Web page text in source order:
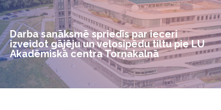
Darba sanāksmē spriedīs par ieceri
izveidot gājēju un velosipēdu tiltu pie LU
Akadēmiskā centra Torņakalnā